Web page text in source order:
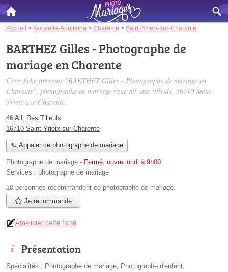
Accueil > Nouvelle-Aquitaine > Charente > Saint-Yrieix-sur-Charente
BARTHEZ Gilles - Photographe de
mariage en Charente
Cette fiche présente "BARTHEZ Gilles - Photographe de mariage en
Charente", photographe de mariage situé all. des tilleuls, 16710 Saint-
Yrieix-sur-Charente.
46 All. Des Tilleuls
16710 Saint-Yrieix-sur-Charente
📞 Appeler ce photographe de mariage
Photographe de mariage - Fermé, ouvre lundi à 9h00
Services : photographe de mariage
10 personnes recommandent ce photographe de mariage.
Je recommande
Améliorer cette fiche
Présentation
Spécialités : Photographe de mariage, Photographe d'enfant,